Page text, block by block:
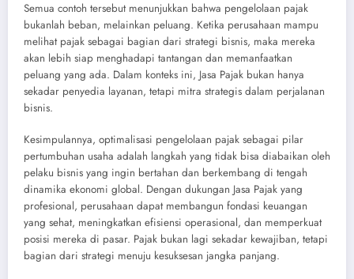
Semua contoh tersebut menunjukkan bahwa pengelolaan pajak
bukanlah beban, melainkan peluang. Ketika perusahaan mampu
melihat pajak sebagai bagian dari strategi bisnis, maka mereka
akan lebih siap menghadapi tantangan dan memanfaatkan
peluang yang ada. Dalam konteks ini, Jasa Pajak bukan hanya
sekadar penyedia layanan, tetapi mitra strategis dalam perjalanan
bisnis.
Kesimpulannya, optimalisasi pengelolaan pajak sebagai pilar
pertumbuhan usaha adalah langkah yang tidak bisa diabaikan oleh
pelaku bisnis yang ingin bertahan dan berkembang di tengah
dinamika ekonomi global. Dengan dukungan Jasa Pajak yang
profesional, perusahaan dapat membangun fondasi keuangan
yang sehat, meningkatkan efisiensi operasional, dan memperkuat
posisi mereka di pasar. Pajak bukan lagi sekadar kewajiban, tetapi
bagian dari strategi menuju kesuksesan jangka panjang.